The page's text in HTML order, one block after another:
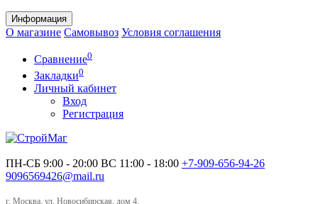
Информация
О магазине Самовывоз Условия соглашения
Сравнение0
Закладки0
Личный кабинет
Вход
Регистрация
ПН-СБ 9:00 - 20:00 ВС 11:00 - 18:00 +7-909-656-94-26
9096569426@mail.ru
г. Москва, ул. Новосибирская, дом 4.